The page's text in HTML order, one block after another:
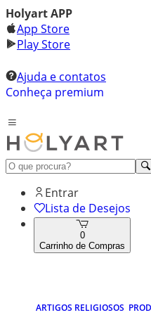
Holyart APP
App Store
Play Store
Ajuda e contatos
Conheça premium
Entrar
Lista de Desejos
0
Carrinho de Compras
ARTIGOS RELIGIOSOS